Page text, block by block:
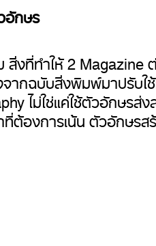
อักษร
งที่ทำให้ 2 Magazine
ากฉบับสิ่งพิมพ์มาปรับใ
ไม่ใช่แค่ใช้ตัวอักษรส่
องการเน้น ตัวอักษรส